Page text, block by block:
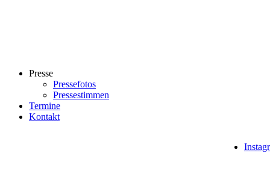
Presse
Pressefotos
Pressestimmen
Termine
Kontakt